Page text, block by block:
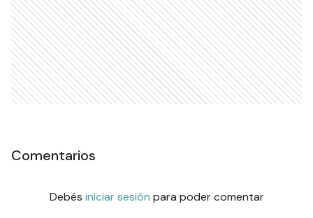
Comentarios
Debés iniciar sesión para poder comentar